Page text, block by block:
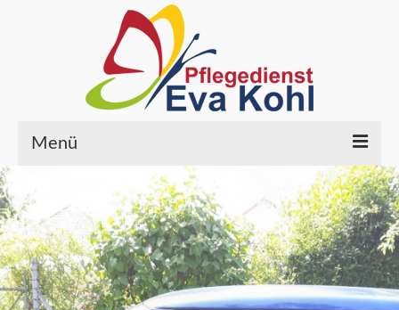
Menü
PFLEGELEISTUNGEN
ÜBER UNS
Wer wir sind